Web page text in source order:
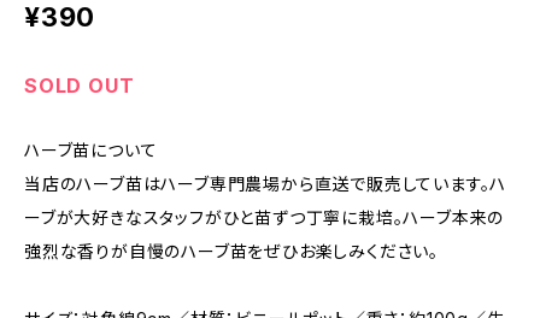
¥390
SOLD OUT
ハーブ苗について
当店のハーブ苗はハーブ専門農場から直送で販売しています。ハ
ーブが大好きなスタッフがひと苗ずつ丁寧に栽培。ハーブ本来の
強烈な香りが自慢のハーブ苗をぜひお楽しみください。